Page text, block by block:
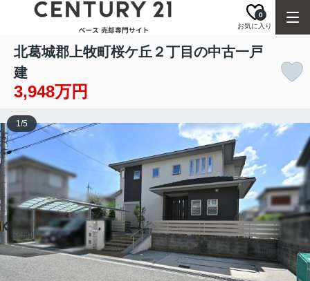
お気に入り
0
北葛城郡上牧町桜ケ丘２丁目の中古一戸
建
3,948万円
1/5